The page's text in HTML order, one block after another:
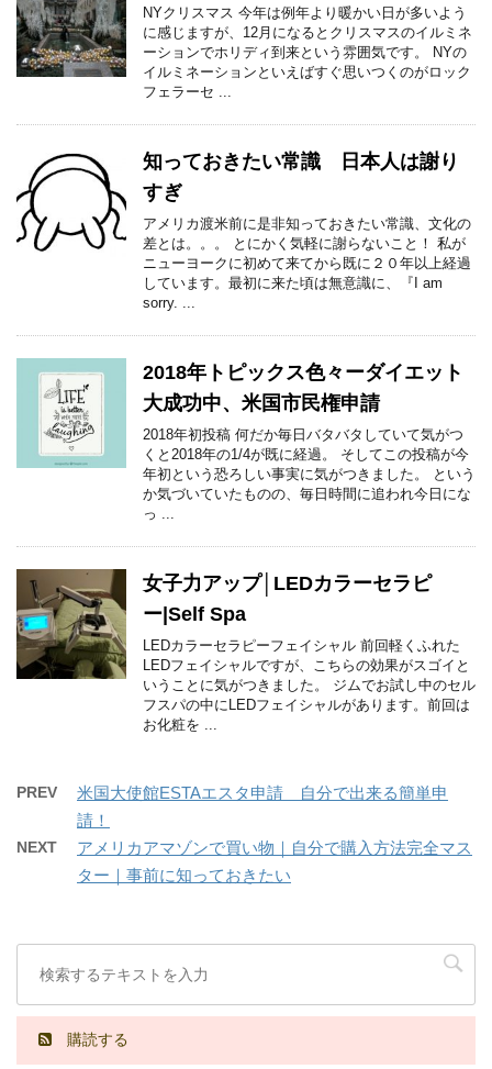
NYクリスマス 今年は例年より暖かい日が多いよう
に感じますが、12月になるとクリスマスのイルミネ
ーションでホリディ到来という雰囲気です。 NYの
イルミネーションといえばすぐ思いつくのがロック
フェラーセ ...
知っておきたい常識 日本人は謝り
すぎ
アメリカ渡米前に是非知っておきたい常識、文化の
差とは。。。 とにかく気軽に謝らないこと！ 私が
ニューヨークに初めて来てから既に２０年以上経過
しています。最初に来た頃は無意識に、『I am
sorry. ...
2018年トピックス色々ーダイエット
大成功中、米国市民権申請
2018年初投稿 何だか毎日バタバタしていて気がつ
くと2018年の1/4が既に経過。 そしてこの投稿が今
年初という恐ろしい事実に気がつきました。 という
か気づいていたものの、毎日時間に追われ今日にな
っ ...
女子力アップ│LEDカラーセラピ
ー|Self Spa
LEDカラーセラピーフェイシャル 前回軽くふれた
LEDフェイシャルですが、こちらの効果がスゴイと
いうことに気がつきました。 ジムでお試し中のセル
フスパの中にLEDフェイシャルがあります。前回は
お化粧を ...
PREV
米国大使館ESTAエスタ申請 自分で出来る簡単申
請！
NEXT
アメリカアマゾンで買い物｜自分で購入方法完全マス
ター｜事前に知っておきたい
購読する